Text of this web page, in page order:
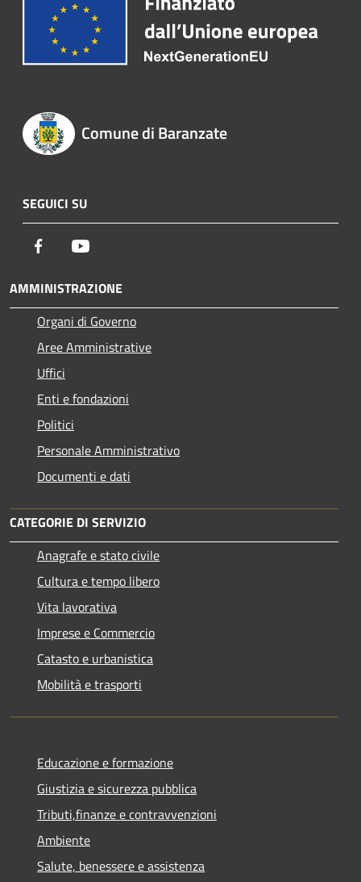
Comune di Baranzate
SEGUICI SU
Facebook
AMMINISTRAZIONE
Organi di Governo
Aree Amministrative
Uffici
Enti e fondazioni
Politici
Personale Amministrativo
Documenti e dati
CATEGORIE DI SERVIZIO
Anagrafe e stato civile
Cultura e tempo libero
Vita lavorativa
Imprese e Commercio
Catasto e urbanistica
Mobilità e trasporti
Educazione e formazione
Giustizia e sicurezza pubblica
Tributi,finanze e contravvenzioni
Ambiente
Salute, benessere e assistenza